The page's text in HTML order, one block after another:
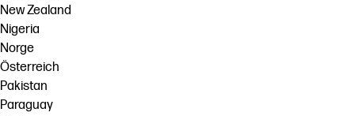
New Zealand
Nigeria
Norge
Österreich
Pakistan
Paraguay